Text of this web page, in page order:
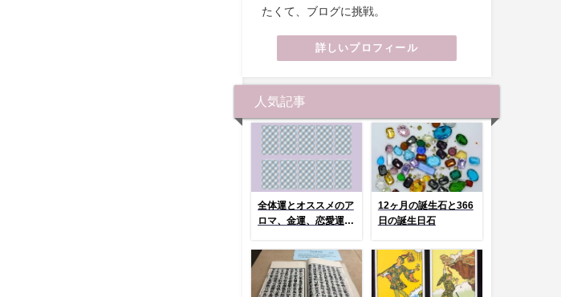
たくて、ブログに挑戦。
詳しいプロフィール
人気記事
全体運とオススメのア
ロマ、金運、恋愛運、
プ！
12ヶ月の誕生石と366
日の誕生日石